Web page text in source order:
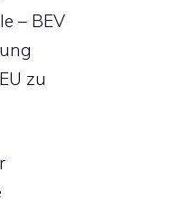
– BEV
zu